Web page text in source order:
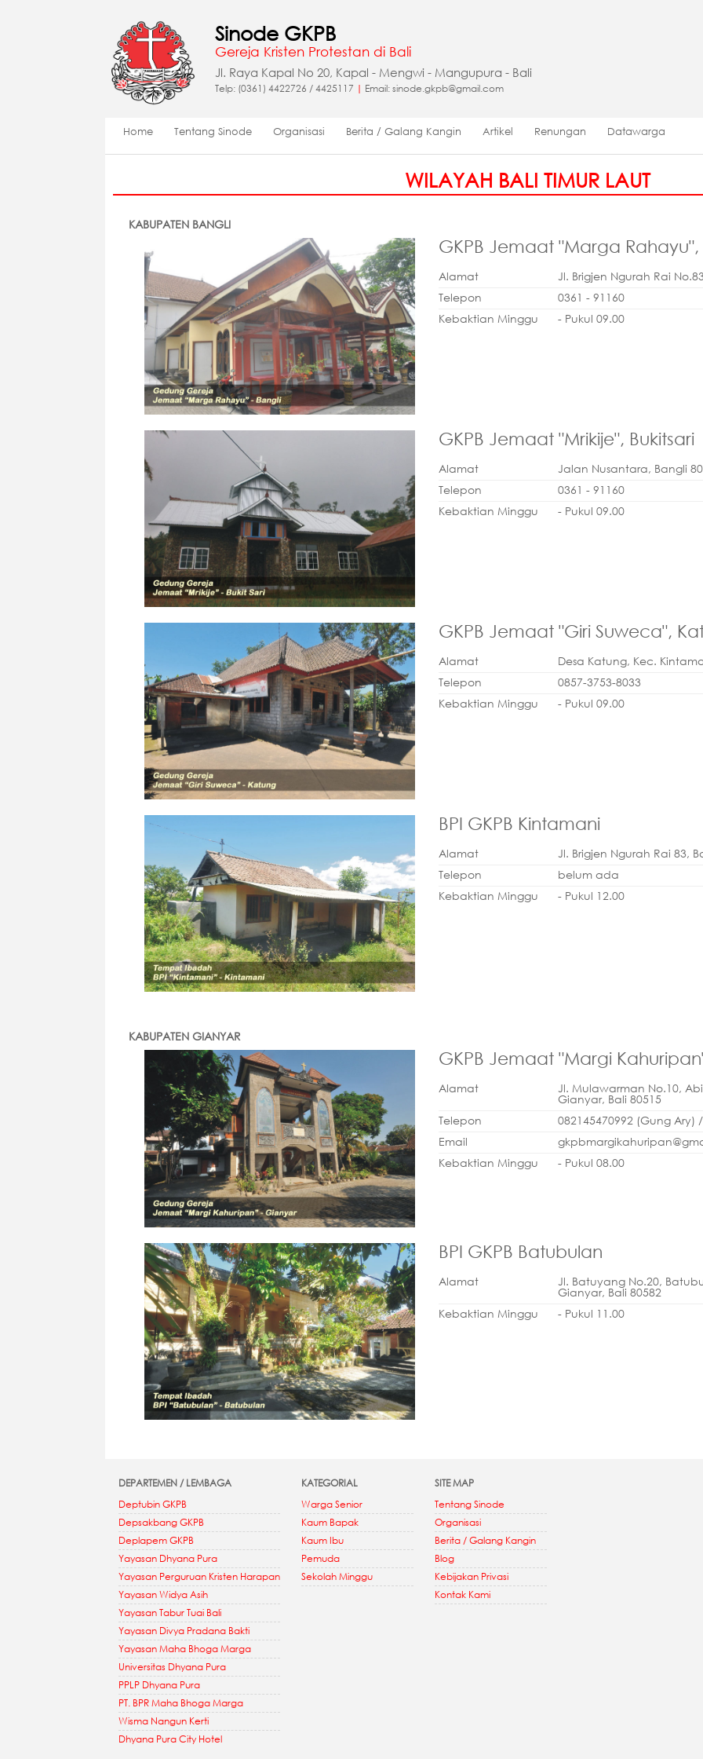
Sinode GKPB
Gereja Kristen Protestan di Bali
Jl. Raya Kapal No 20, Kapal - Mengwi - Mangupura - Bali
Telp: (0361) 4422726 / 4425117 | Email: sinode.gkpb@gmail.com
Home Tentang Sinode Organisasi Berita / Galang Kangin Artikel Renungan Datawarga
WILAYAH BALI TIMUR LAUT
KABUPATEN BANGLI
GKPB Jemaat "Marga Rahayu",
Alamat
Jl. Brigjen Ngurah Rai
Telepon
0361 - 91160
Kebaktian Minggu
- Pukul 09.00
GKPB Jemaat "Mrikije", Bukitsari
Alamat
Jalan Nusantara, Bangli
Telepon
0361 - 91160
Kebaktian Minggu
- Pukul 09.00
GKPB Jemaat "Giri Suweca",
Alamat
Desa Katung, Kec.
Telepon
0857-3753-8033
Kebaktian Minggu
- Pukul 09.00
BPI GKPB Kintamani
Alamat
Jl. Brigjen Ngurah Rai 83,
Telepon
belum ada
Kebaktian Minggu
- Pukul 12.00
KABUPATEN GIANYAR
GKPB Jemaat "Margi
Alamat
Jl. Mulawarman No.10,
Gianyar, Bali 80515
Telepon
082145470992 (Gung Ary)
Email
Kebaktian Minggu
- Pukul 08.00
BPI GKPB Batubulan
Alamat
Jl. Batuyang No.20,
Gianyar, Bali 80582
Kebaktian Minggu
- Pukul 11.00
DEPARTEMEN / LEMBAGA
Deptubin GKPB
Depsakbang GKPB
Deplapem GKPB
Yayasan Dhyana Pura
Yayasan Perguruan Kristen Harapan
Yayasan Widya Asih
Yayasan Tabur Tuai Bali
Yayasan Divya Pradana Bakti
Yayasan Maha Bhoga Marga
Universitas Dhyana Pura
PPLP Dhyana Pura
PT. BPR Maha Bhoga Marga
Wisma Nangun Kerti
Dhyana Pura City Hotel
KATEGORIAL
Warga Senior
Kaum Bapak
Kaum Ibu
Pemuda
Sekolah Minggu
SITE MAP
Tentang Sinode
Organisasi
Berita / Galang Kangin
Blog
Kebijakan Privasi
Kontak Kami